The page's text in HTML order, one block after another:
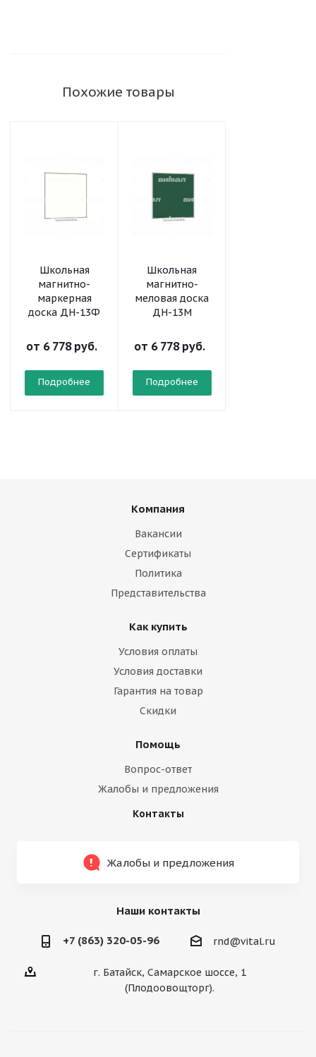
Похожие товары
Школьная
магнитно-
маркерная
доска ДН-13Ф
от 6 778 руб.
Подробнее
Школьная
магнитно-
меловая доска
ДН-13М
от 6 778 руб.
Подробнее
Компания
Вакансии
Сертификаты
Политика
Представительства
Как купить
Условия оплаты
Условия доставки
Гарантия на товар
Скидки
Помощь
Вопрос-ответ
Жалобы и предложения
Контакты
Жалобы и предложения
Наши контакты
+7 (863) 320-05-96 rnd@vital.ru
г. Батайск, Самарское шоссе, 1
(Плодоовощторг).